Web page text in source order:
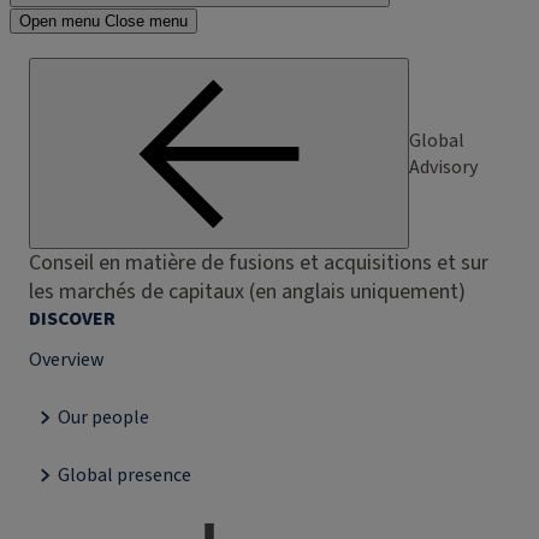
Open menu Close menu
Global
Advisory
Conseil en matière de fusions et acquisitions et sur
les marchés de capitaux (en anglais uniquement)
DISCOVER
Overview
Our people
Global presence